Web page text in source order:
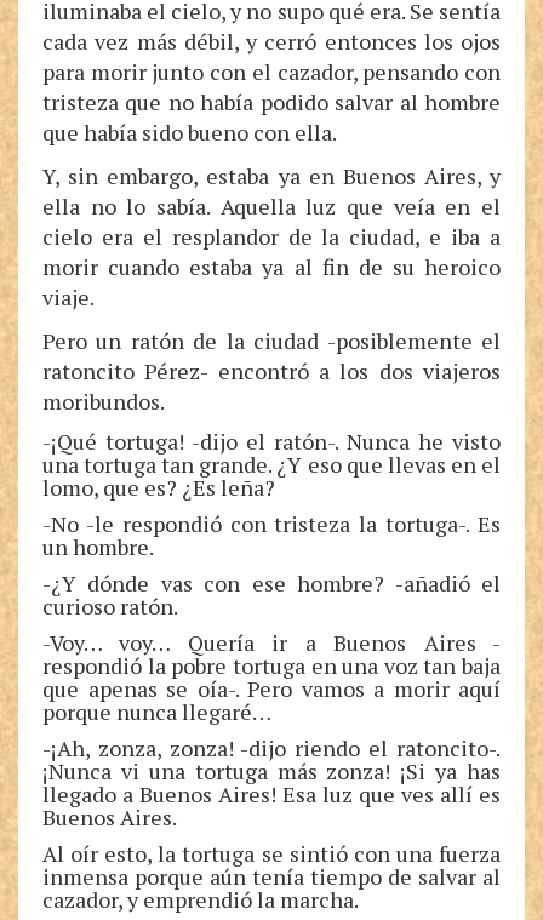
iluminaba el cielo, y no supo qué era. Se sentía
cada vez más débil, y cerró entonces los ojos
para morir junto con el cazador, pensando con
tristeza que no había podido salvar al hombre
que había sido bueno con ella.
Y, sin embargo, estaba ya en Buenos Aires, y
ella no lo sabía. Aquella luz que veía en el
cielo era el resplandor de la ciudad, e iba a
morir cuando estaba ya al fin de su heroico
viaje.
Pero un ratón de la ciudad -posiblemente el
ratoncito Pérez- encontró a los dos viajeros
moribundos.
-¡Qué tortuga! -dijo el ratón-. Nunca he visto
una tortuga tan grande. ¿Y eso que llevas en el
lomo, que es? ¿Es leña?
-No -le respondió con tristeza la tortuga-. Es
un hombre.
-¿Y dónde vas con ese hombre? -añadió el
curioso ratón.
-Voy… voy… Quería ir a Buenos Aires -
respondió la pobre tortuga en una voz tan baja
que apenas se oía-. Pero vamos a morir aquí
porque nunca llegaré…
-¡Ah, zonza, zonza! -dijo riendo el ratoncito-.
¡Nunca vi una tortuga más zonza! ¡Si ya has
llegado a Buenos Aires! Esa luz que ves allí es
Buenos Aires.
Al oír esto, la tortuga se sintió con una fuerza
inmensa porque aún tenía tiempo de salvar al
cazador, y emprendió la marcha.